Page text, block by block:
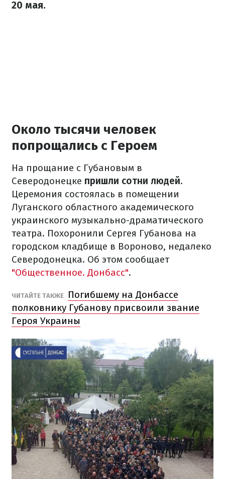
20 мая.
Около тысячи человек
попрощались с Героем
На прощание с Губановым в
Северодонецке пришли сотни людей.
Церемония состоялась в помещении
Луганского областного академического
украинского музыкально-драматического
театра. Похоронили Сергея Губанова на
городском кладбище в Вороново, недалеко
Северодонецка. Об этом сообщает
"Общественное. Донбасс".
ЧИТАЙТЕ ТАКЖЕ
Погибшему на Донбассе
полковнику Губанову присвоили звание
Героя Украины